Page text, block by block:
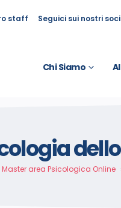
staff Seguici sui nostri
Chi Siamo
Master area Psicologica Online